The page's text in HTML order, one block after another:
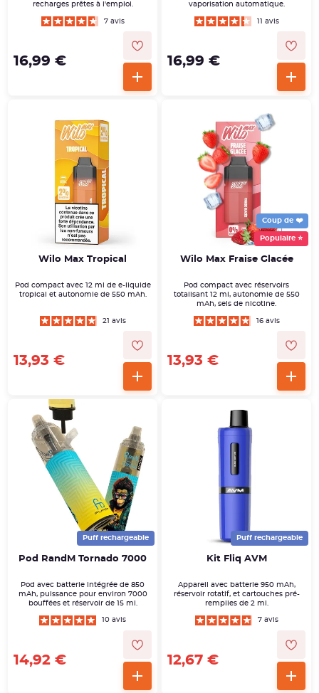
recharges prêtes à l'emploi.
7 avis
16,99 €
vaporisation automatique.
11 avis
16,99 €
Wilo Max Tropical
Pod compact avec 12 ml de e-liquide
tropical et autonomie de 550 mAh.
21 avis
13,93 €
Coup de ❤️
Populaire ⭐
Wilo Max Fraise Glacée
Pod compact avec réservoirs
totalisant 12 ml, autonomie de 550
mAh, sels de nicotine.
16 avis
13,93 €
Puff rechargeable
Pod RandM Tornado 7000
Pod avec batterie intégrée de 850
mAh, puissance pour environ 7000
bouffées et réservoir de 15 ml.
10 avis
14,92 €
Puff rechargeable
Kit Fliq AVM
Appareil avec batterie 950 mAh,
réservoir rotatif, et cartouches pré-
remplies de 2 ml.
7 avis
12,67 €